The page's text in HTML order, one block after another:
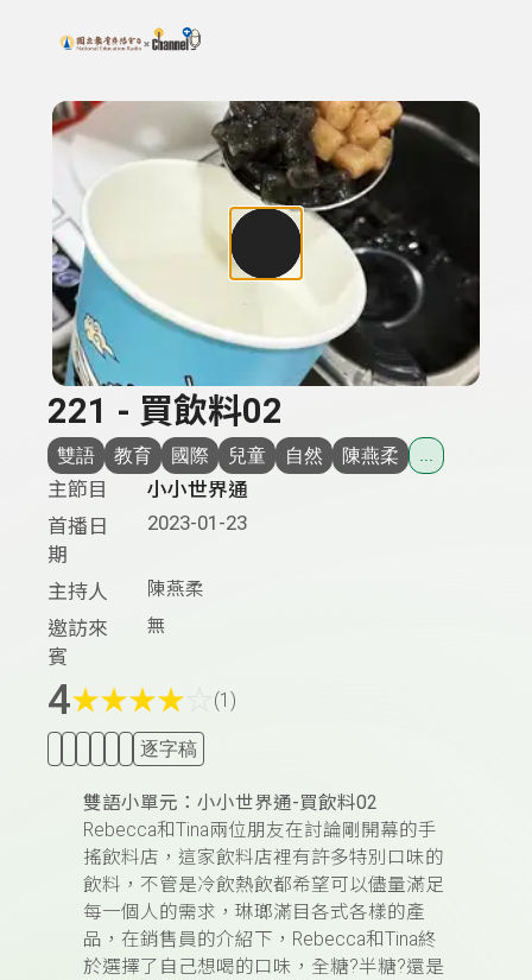
上方功能區塊
搜尋關鍵字：可輸入節目名稱、主持人或關鍵字
221 - 買飲料02
雙語 教育 國際 兒童 自然 陳燕柔 ...
主節目
小小世界通
首播日
期
2023-01-23
主持人 陳燕柔
邀訪來
賓
無
4★★★★ (1)
逐字稿
雙語小單元：小小世界通-買飲料02
Rebecca和Tina兩位朋友在討論剛開幕的手
搖飲料店，這家飲料店裡有許多特別口味的
飲料，不管是冷飲熱飲都希望可以儘量滿足
每一個人的需求，琳瑯滿目各式各樣的產
品，在銷售員的介紹下，Rebecca和Tina終
於選擇了自己想喝的口味，全糖?半糖?還是